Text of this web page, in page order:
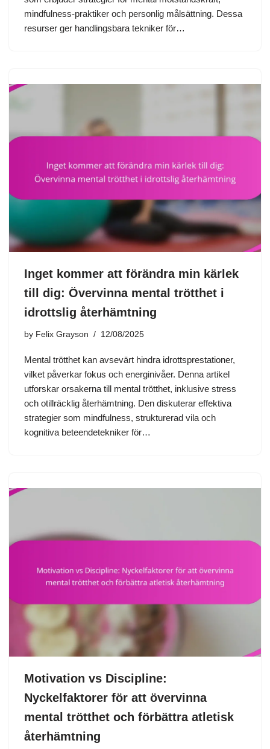
mindfulness-praktiker och personlig målsättning. Dessa
resurser ger handlingsbara tekniker för…
Inget kommer att förändra min kärlek
till dig: Övervinna mental trötthet i
idrottslig återhämtning
by Felix Grayson 12/08/2025
Mental trötthet kan avsevärt hindra idrottsprestationer,
vilket påverkar fokus och energinivåer. Denna artikel
utforskar orsakerna till mental trötthet, inklusive stress
och otillräcklig återhämtning. Den diskuterar effektiva
strategier som mindfulness, strukturerad vila och
kognitiva beteendetekniker för…
Motivation vs Discipline:
Nyckelfaktorer för att övervinna
mental trötthet och förbättra atletisk
återhämtning